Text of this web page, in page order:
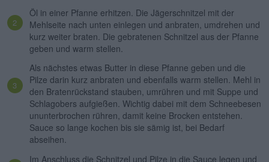
Öl in einer Pfanne erhitzen. Die Jägerschnitzel mit der
Mehlseite nach unten einlegen und anbraten, umdrehen und
kurz weiter braten. Die gebratenen Schnitzel aus der Pfanne
geben und warm stellen.
Als nächstes etwas Butter in diese Pfanne geben und die
Pilze darin kurz anbraten und ebenfalls warm stellen. Mehl in
den Bratenrückstand stauben, umrühren und mit Suppe und
Schlagobers aufgießen. Wichtig dabei mit dem Schneebesen
ununterbrochen rühren, damit keine Brocken entstehen.
Sauce so lange kochen bis sie sämig ist, bei Bedarf
abseihen.
Im Anschluss die Schnitzel und Pilze in die Sauce legen und